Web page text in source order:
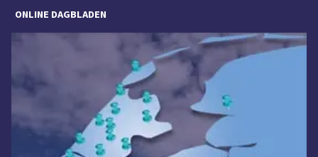
ONLINE DAGBLADEN